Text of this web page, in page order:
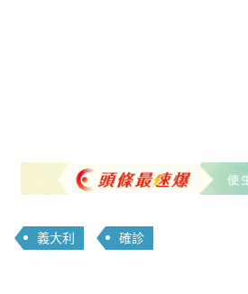
義大利 確診